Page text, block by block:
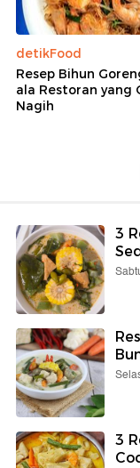
detikFood
Resep Bihun
ala Restoran yang
Nagih
3
3